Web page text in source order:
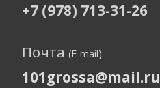
+7 (978) 713-31-26
Почта (E-mail):
101grossa@mail.ru